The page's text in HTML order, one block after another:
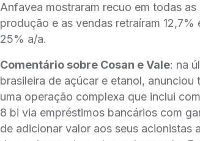
Anfavea mostraram recuo em todas
produção e as vendas retraíram
25% a/a.
Comentário sobre Cosan e Vale: na
brasileira de açúcar e etanol,
uma operação complexa que inclui
8 bi via empréstimos bancários com
de adicionar valor aos seus acionistas